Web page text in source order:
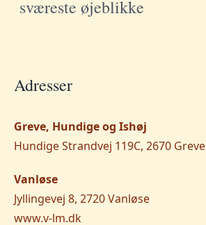
sværeste øjeblikke
Adresser
Greve, Hundige og Ishøj
Hundige Strandvej 119C, 2670 Greve
Vanløse
Jyllingevej 8, 2720 Vanløse
www.v-lm.dk